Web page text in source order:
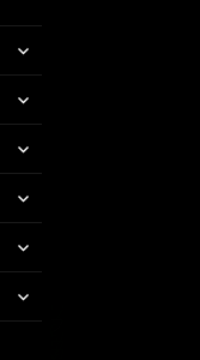
untermenü
öffnen
untermenü
öffnen
untermenü
öffnen
untermenü
öffnen
untermenü
öffnen
untermenü
öffnen